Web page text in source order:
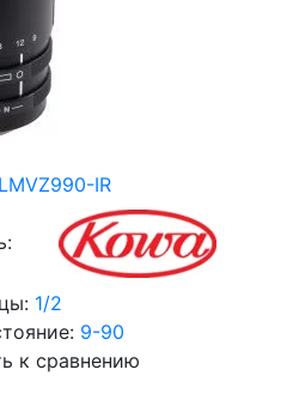
IR
1/2
9-90
к сравнению